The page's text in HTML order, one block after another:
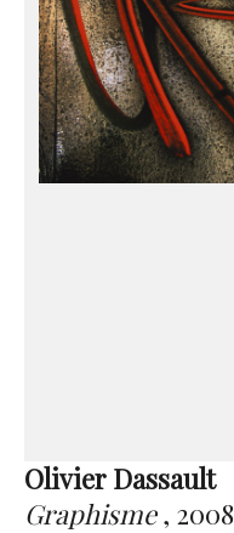
Olivier Dassault
Graphisme, 2008